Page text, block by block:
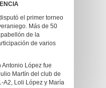
el primer torneo
Más de 50
de la
de varios
Antonio López fue
Martín del club de
A2, Loli López y María